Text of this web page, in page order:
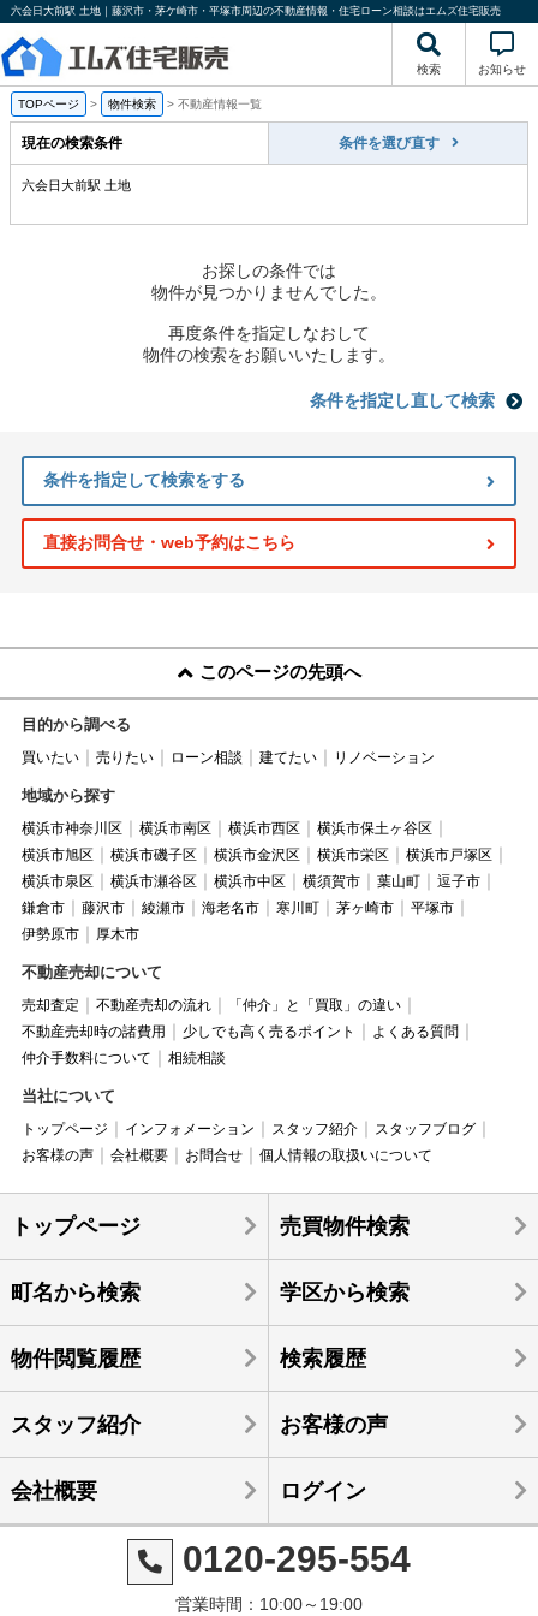
六会日大前駅 土地｜藤沢市・茅ケ崎市・平塚市周辺の不動産情報・住宅ローン相談はエムズ住宅販売
検索 お知らせ
TOPページ > 物件検索 > 不動産情報一覧
現在の検索条件 条件を選び直す
六会日大前駅 土地
お探しの条件では
物件が見つかりませんでした。
再度条件を指定しなおして
物件の検索をお願いいたします。
条件を指定し直して検索
条件を指定して検索をする
直接お問合せ・web予約はこちら
このページの先頭へ
目的から調べる
買いたい 売りたい ローン相談 建てたい リノベーション
地域から探す
横浜市神奈川区 横浜市南区 横浜市西区
横浜市保土ヶ谷区
横浜市旭区
横浜市磯子区 横浜市金沢区 横浜市栄区
横浜市戸塚区
横浜市泉区
横浜市瀬谷区 横浜市中区 横須賀市 葉山町
逗子市
鎌倉市
藤沢市 綾瀬市 海老名市 寒川町 茅ヶ崎市
平塚市
伊勢原市
厚木市
不動産売却について
売却査定 不動産売却の流れ
「仲介」と「買取」の違い
不動産売却時の諸費用
少しでも高く売るポイント
よくある質問
仲介手数料について
相続相談
当社について
トップページ インフォメーション スタッフ紹介
スタッフブログ
お客様の声
会社概要 お問合せ 個人情報の取扱いについて
トップページ 売買物件検索
町名から検索 学区から検索
物件閲覧履歴 検索履歴
スタッフ紹介 お客様の声
会社概要 ログイン
0120-295-554
営業時間：10:00～19:00